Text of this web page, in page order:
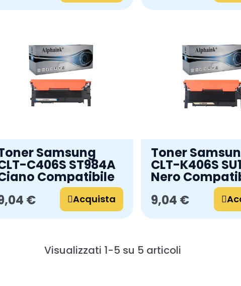
Samsung
C406S ST984A
Compatibile
€
Acquista
Toner
CLT-K406S
Nero
9,04 €
Visualizzati 1-5 su 5 articoli